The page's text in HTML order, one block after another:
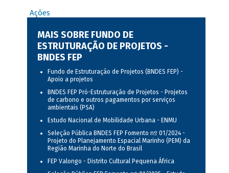
Ações
MAIS SOBRE FUNDO DE
ESTRUTURAÇÃO DE PROJETOS -
BNDES FEP
Fundo de Estruturação de Projetos (BNDES FEP) -
Apoio a projetos
BNDES FEP Pró-Estruturação de Projetos - Projetos
de carbono e outros pagamentos por serviços
ambientais (PSA)
Estudo Nacional de Mobilidade Urbana - ENMU
Seleção Pública BNDES FEP Fomento nº 01/2024 -
Projeto do Planejamento Espacial Marinho (PEM) da
Região Marinha do Norte do Brasil
FEP Valongo - Distrito Cultural Pequena África